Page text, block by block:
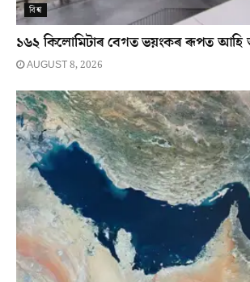
বিশ্ব
১৬২ কিলোমিটাৰ বেগত ভয়ংকৰ ৰূপত আহি
AUGUST 8, 2026